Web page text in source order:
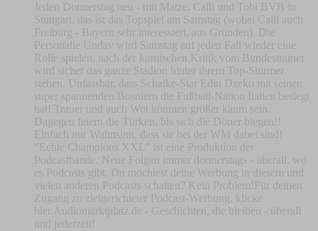
Jeden Donnerstag neu - mit Matze, Calli und Tobi BVB in
Stuttgart, das ist das Topspiel am Samstag (wobei Calli auch
Freiburg - Bayern sehr interessiert, aus Gründen). Die
Personalie Undav wird Samstag auf jeden Fall wieder eine
Rolle spielen, nach der komischen Kritik vom Bundestrainer
wird sicher das ganze Stadion hinter ihrem Top-Stürmer
stehen. Unfassbar, dass Schalke-Star Edin Dzeko mit seinen
super spannenden Bosniern die Fußball-Nation Italien besiegt
hat! Trauer und auch Wut könnten größer kaum sein.
Dagegen feiern die Türken, bis sich die Döner biegen!!
Einfach nur Wahnsinn, dass sie bei der WM dabei sind!
"Echte Champions XXL" ist eine Produktion der
Podcastbande. Neue Folgen immer donnerstags - überall, wo
es Podcasts gibt. Du möchtest deine Werbung in diesem und
vielen anderen Podcasts schalten? Kein Problem!Für deinen
Zugang zu zielgerichteter Podcast-Werbung, klicke
hier.Audiomarktplatz.de - Geschichten, die bleiben - überall
und jederzeit!